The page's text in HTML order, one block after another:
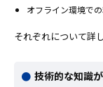
オフライン環境で
それぞれについて詳
技術的な知識